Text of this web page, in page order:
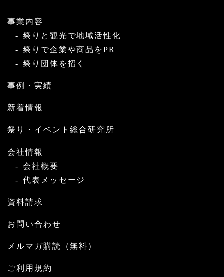
事業内容
祭りと観光で地域活性化
祭りで企業や商品をPR
祭り団体を招く
事例・実績
新着情報
祭り・イベント総合研究所
会社情報
会社概要
代表メッセージ
資料請求
お問い合わせ
メルマガ購読（無料）
ご利用規約